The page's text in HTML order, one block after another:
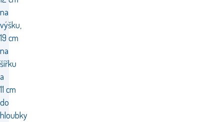
na
výšku,
19 cm
na
šířku
a
11 cm
do
hloubky